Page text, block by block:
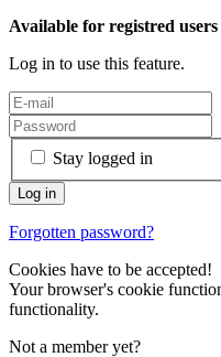
Available for registred
Log in to use this feature.
Stay logged in
Forgotten password?
Cookies have to be accepted!
Your browser's cookie
functionality.
Not a member yet?